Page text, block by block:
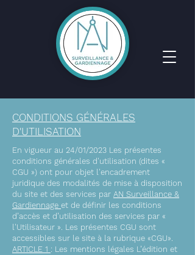
CONDITIONS GÉNÉRALES
D'UTILISATION
En vigueur au 24/01/2023 Les présentes
conditions générales d'utilisation (dites «
CGU ») ont pour objet l'encadrement
juridique des modalités de mise à disposition
du site et des services par AN Surveillance &
Gardiennage et de définir les conditions
d’accès et d’utilisation des services par «
l'Utilisateur ». Les présentes CGU sont
accessibles sur le site à la rubrique «CGU».
ARTICLE 1 : Les mentions légales L’édition et